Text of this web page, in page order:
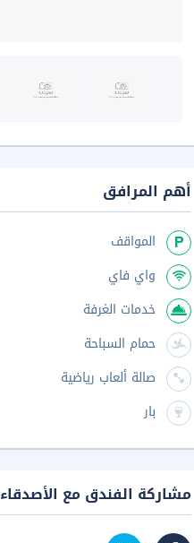
أهم المرافق
المواقف
واي فاي
خدمات الغرفة
حمام السباحة
صالة ألعاب رياضية
بار
مشاركة الفندق مع الأصدقاء